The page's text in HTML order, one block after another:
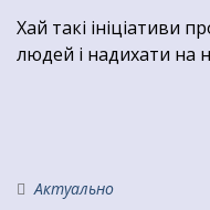
Хай такі ініціативи
людей і надихати на
Актуально